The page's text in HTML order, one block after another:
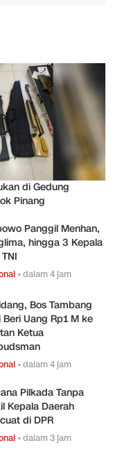
di Gedung
Pinang
Panggil Menhan,
hingga 3 Kepala
•dalam 4 jam
Bos Tambang
Beri Uang Rp1 M ke
Ketua
•dalam 4 jam
Pilkada Tanpa
Kepala Daerah
di DPR
•dalam 3 jam